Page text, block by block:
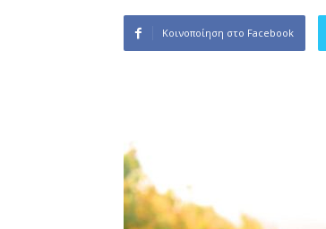
Κοινοποίηση στο Facebook